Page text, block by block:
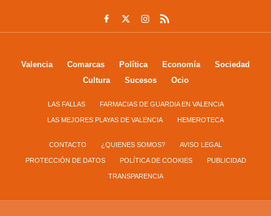
Valencia Comarcas Política Economía
Sociedad
Cultura
Sucesos Ocio
LAS FALLAS FARMACIAS DE GUARDIA EN VALENCIA
LAS MEJORES PLAYAS DE VALENCIA HEMEROTECA
CONTACTO ¿QUIENES SOMOS? AVISO LEGAL
PROTECCIÓN DE DATOS POLÍTICA DE COOKIES PUBLICIDAD
TRANSPARENCIA